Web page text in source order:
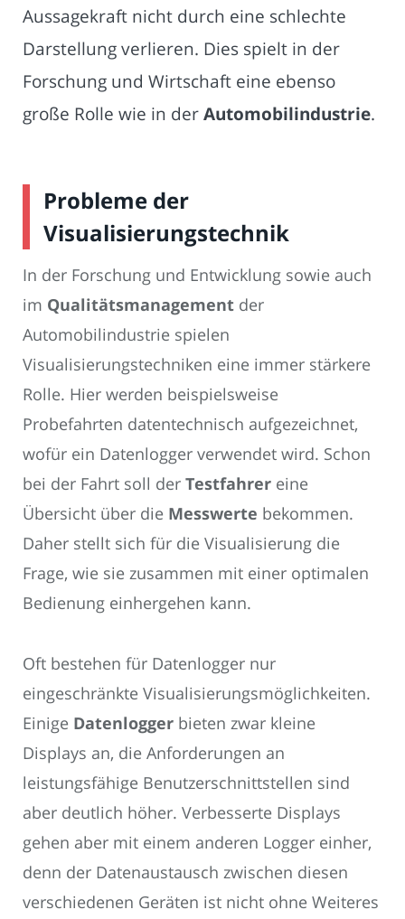
Aussagekraft nicht durch eine schlechte
Darstellung verlieren. Dies spielt in der
Forschung und Wirtschaft eine ebenso
große Rolle wie in derAutomobilindustrie.
Probleme der
Visualisierungstechnik
In der Forschung und Entwicklung sowie auch
im Qualitätsmanagement der
Automobilindustrie spielen
Visualisierungstechniken eine immer stärkere
Rolle. Hier werden beispielsweise
Probefahrten datentechnisch aufgezeichnet,
wofür ein Datenlogger verwendet wird. Schon
bei der Fahrt soll der Testfahrer eine
Übersicht über die Messwerte bekommen.
Daher stellt sich für die Visualisierung die
Frage, wie sie zusammen mit einer optimalen
Bedienung einhergehen kann.
Oft bestehen für Datenlogger nur
eingeschränkte Visualisierungsmöglichkeiten.
Einige Datenlogger bieten zwar kleine
Displays an, die Anforderungen an
leistungsfähige Benutzerschnittstellen sind
aber deutlich höher. Verbesserte Displays
gehen aber mit einem anderen Logger einher,
denn der Datenaustausch zwischen diesen
verschiedenen Geräten ist nicht ohne Weiteres